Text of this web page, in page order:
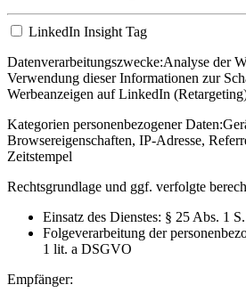
LinkedIn Insight Tag
Datenverarbeitungszwecke:Analyse der
Verwendung dieser Informationen zur
Werbeanzeigen auf LinkedIn
Kategorien personenbezogener Daten:
Browsereigenschaften, IP-Adresse,
Zeitstempel
Rechtsgrundlage und ggf. verfolgte
Einsatz des Dienstes: § 25 Abs. 1
Folgeverarbeitung der
1 lit. a DSGVO
Empfänger: